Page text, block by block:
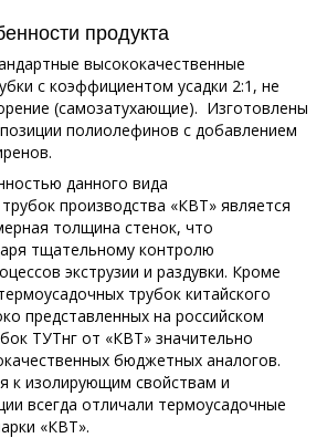
продукта
высококачественные
с коэффициентом усадки 2:1, не
(самозатухающие). Изготовлены
полиолефинов с добавлением
данного вида
производства «КВТ» является
толщина стенок, что
тщательному контролю
экструзии и раздувки. Кроме
трубок китайского
представленных на российском
ТУТнг от «КВТ» значительно
бюджетных аналогов.
к изолирующим свойствам и
всегда отличали термоусадочные
«КВТ».